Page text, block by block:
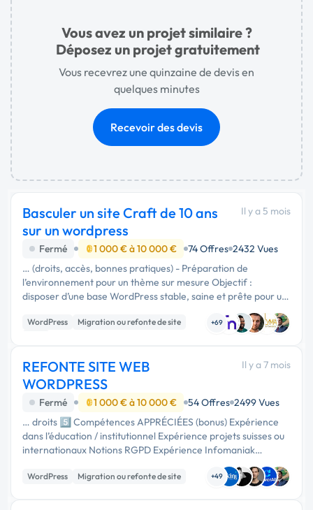
Vous avez un projet similaire ?
Déposez un projet gratuitement
Vous recevrez une quinzaine de devis en
quelques minutes
Recevoir des devis
Basculer un site Craft de 10 ans
sur un wordpress
Il y a 5 mois
Fermé 1 000 € à 10 000 € 74 Offres 2432 Vues
… (droits, accès, bonnes pratiques) - Préparation de
l’environnement pour un thème sur mesure Objectif :
disposer d’une base WordPress stable, saine et prête pour un
développement sur mesure. Création du thème wordpress
sur mesure : utilisation …
WordPress
Migration ou refonte de site
+69
REFONTE SITE WEB
WORDPRESS
Il y a 7 mois
Fermé 1 000 € à 10 000 € 54 Offres 2499 Vues
… droits 5️⃣ Compétences APPRÉCIÉES (bonus) Expérience
dans l’éducation / institutionnel Expérience projets suisses ou
internationaux Notions RGPD Expérience Infomaniak
Expérience projets multilingues complexes UX technique
(interaction front) …
WordPress Migration ou refonte de site +49